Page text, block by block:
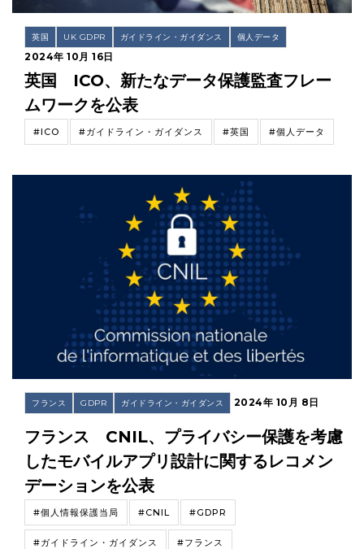
英国 UK GDPR ガイドライン・ガイダンス 個人データ
2024年 10月 16日
英国 ICO、新たなデータ保護監査フレー
ムワークを公表
#ICO #ガイドライン・ガイダンス #英国 #個人データ
フランス GDPR ガイドライン・ガイダンス 2024年 10月 8日
フランス CNIL、プライバシー保護を考慮
したモバイルアプリ設計に関するレコメン
デーションを公表
#個人情報保護当局 #CNIL #GDPR
#ガイドライン・ガイダンス #フランス